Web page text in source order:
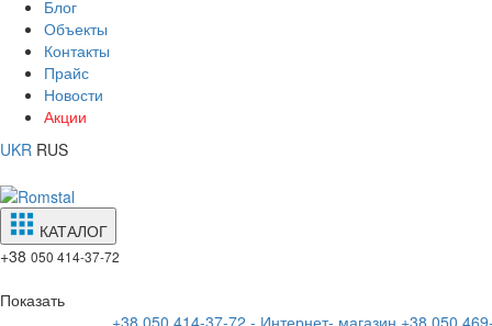
Блог
Объекты
Контакты
Прайс
Новости
Акции
UKR RUS
КАТАЛОГ
+38 050 414-37-72
Показать
+38 050 414-37-72 - Интернет- магазин +38 050